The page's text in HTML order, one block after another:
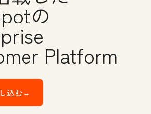
の
Platform
込む→